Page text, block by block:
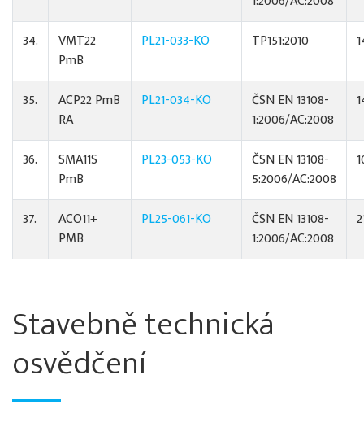
34.
VMT22
PmB
PL21-033-KO TP151:2010
35.
ACP22 PmB
RA
PL21-034-KO
ČSN EN 13108-
1:2006/AC:2008
36.
SMA11S
PmB
PL23-053-KO
ČSN EN 13108-
5:2006/AC:2008
37.
ACO11+
PMB
PL25-061-KO
ČSN EN 13108-
1:2006/AC:2008
Stavebně technická
osvědčení